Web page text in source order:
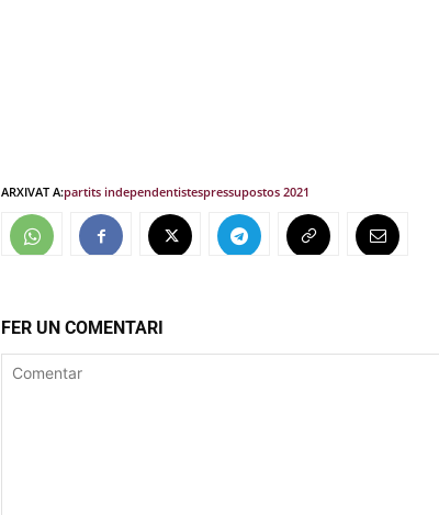
ARXIVAT A:partits independentistespressupostos 2021
FER UN COMENTARI